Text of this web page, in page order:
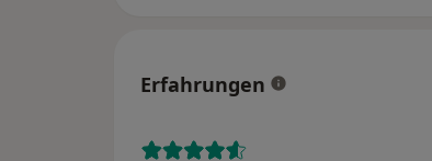
Erfahrungen